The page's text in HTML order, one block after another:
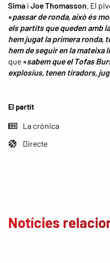
El partit
La crònica
Directe
Sima i Joe Thomasson . El
«passar de ronda, això és
els partits que queden amb
hem jugat la primera ronda,
hem de seguir en la mateixa
que «sabem que el Tofas
explosius, tenen tiradors,
Notícies